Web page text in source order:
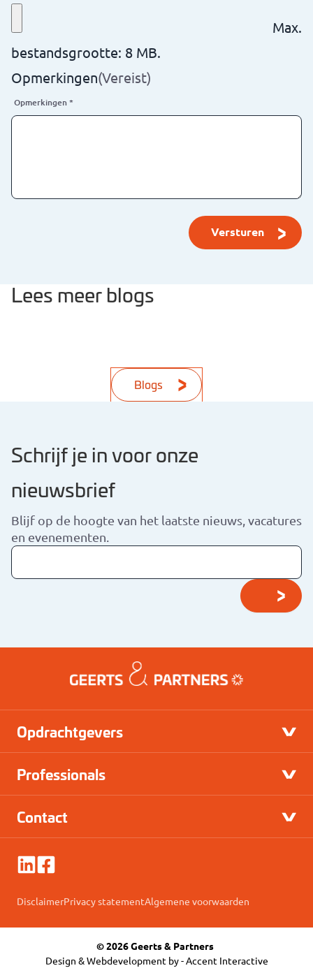
Max.
bestandsgrootte: 8 MB.
Opmerkingen(Vereist)
Opmerkingen*
Lees meer blogs
Blogs
Schrijf je in voor onze
nieuwsbrief
Blijf op de hoogte van het laatste nieuws, vacatures
en evenementen.
Opdrachtgevers
Professionals
Contact
DisclaimerPrivacy statementAlgemene voorwaarden
© 2026 Geerts & Partners
Design & Webdevelopment by -Accent Interactive